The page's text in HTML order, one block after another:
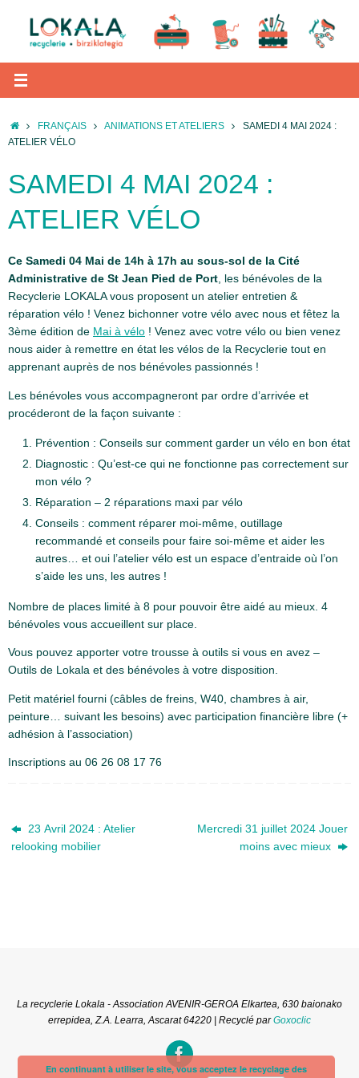
contenu
ACCUEIL
FRANÇAIS ANIMATIONS ET ATELIERS
SAMEDI 4 MAI 2024 :
ATELIER VÉLO
SAMEDI 4 MAI 2024 :
ATELIER VÉLO
Ce Samedi 04 Mai de 14h à 17h au sous-sol de la Cité
Administrative de St Jean Pied de Port, les bénévoles de la
Recyclerie LOKALA vous proposent un atelier entretien &
réparation vélo ! Venez bichonner votre vélo avec nous et fêtez la
3ème édition de Mai à vélo ! Venez avec votre vélo ou bien venez
nous aider à remettre en état les vélos de la Recyclerie tout en
apprenant auprès de nos bénévoles passionnés !
Les bénévoles vous accompagneront par ordre d’arrivée et
procéderont de la façon suivante :
Prévention : Conseils sur comment garder un vélo en bon état
Diagnostic : Qu’est-ce qui ne fonctionne pas correctement sur
mon vélo ?
Réparation – 2 réparations maxi par vélo
Conseils : comment réparer moi-même, outillage
recommandé et conseils pour faire soi-même et aider les
autres… et oui l’atelier vélo est un espace d’entraide où l’on
s’aide les uns, les autres !
Nombre de places limité à 8 pour pouvoir être aidé au mieux. 4
bénévoles vous accueillent sur place.
Vous pouvez apporter votre trousse à outils si vous en avez –
Outils de Lokala et des bénévoles à votre disposition.
Petit matériel fourni (câbles de freins, W40, chambres à air,
peinture… suivant les besoins) avec participation financière libre (+
adhésion à l’association)
Inscriptions au 06 26 08 17 76
23 Avril 2024 : Atelier
relooking mobilier
Mercredi 31 juillet 2024 Jouer
moins avec mieux
La recyclerie Lokala - Association AVENIR-GEROA Elkartea, 630 baionako
errepidea, Z.A. Learra, Ascarat 64220 | Recyclé parGoxoclic
En continuant à utiliser le site, vous acceptez le recyclage des